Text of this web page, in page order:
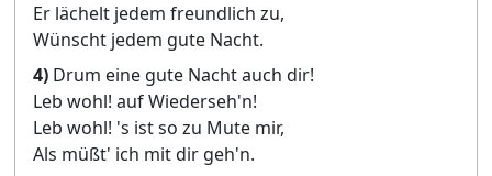
Er lächelt jedem freundlich zu,
Wünscht jedem gute Nacht.
4) Drum eine gute Nacht auch dir!
Leb wohl! auf Wiederseh'n!
Leb wohl! 's ist so zu Mute mir,
Als müßt' ich mit dir geh'n.